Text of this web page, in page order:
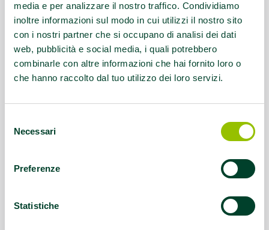
media e per analizzare il nostro traffico. Condividiamo
inoltre informazioni sul modo in cui utilizzi il nostro sito
con i nostri partner che si occupano di analisi dei dati
web, pubblicità e social media, i quali potrebbero
combinarle con altre informazioni che hai fornito loro o
che hanno raccolto dal tuo utilizzo dei loro servizi.
delNecessari
Preferenze
Statistiche